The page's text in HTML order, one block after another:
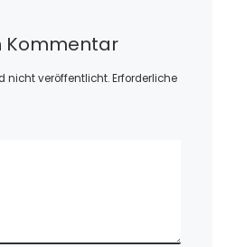
Kommentar
nicht veröffentlicht.Erforderliche